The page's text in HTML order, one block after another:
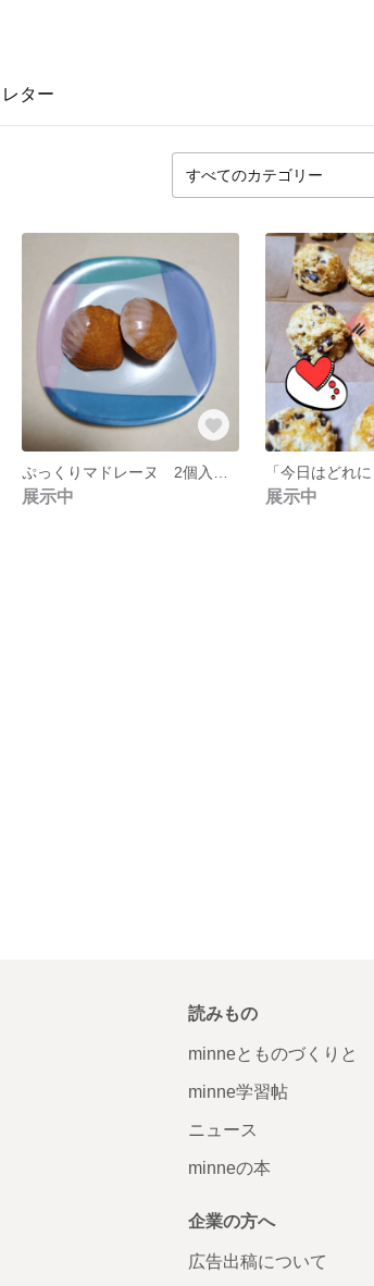
レター
展示中 展示中
読みもの
minneとものづくりと
minne学習帖
ニュース
minneの本
企業の方へ
広告出稿について